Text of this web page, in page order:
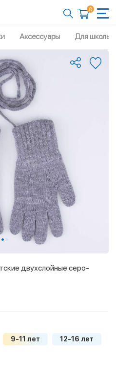
0
Аксессуары Для школы
двухслойные серо-
9-11 лет 12-16 лет